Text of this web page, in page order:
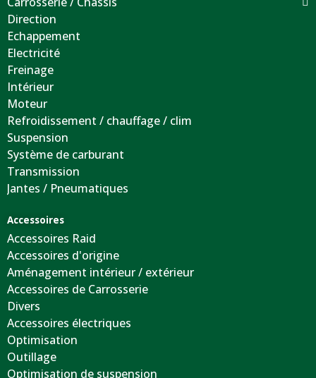
Direction
Echappement
Electricité
Freinage
Intérieur
Moteur
Refroidissement / chauffage / clim
Suspension
Système de carburant
Transmission
Jantes / Pneumatiques
Accessoires
Accessoires Raid
Accessoires d'origine
Aménagement intérieur / extérieur
Accessoires de Carrosserie
Divers
Accessoires électriques
Optimisation
Outillage
Optimisation de suspension